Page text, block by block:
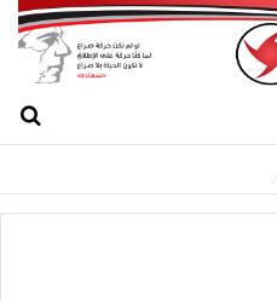
عيد الجيش